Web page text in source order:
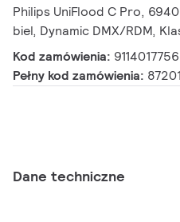
Philips UniFlood C Pro,
biel, Dynamic DMX/RDM,
Kod zamówienia:
Pełny kod zamówienia:
Dane techniczne